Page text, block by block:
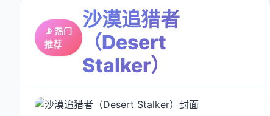
📡 热门
推荐
沙漠追猎者
（Desert
Stalker）